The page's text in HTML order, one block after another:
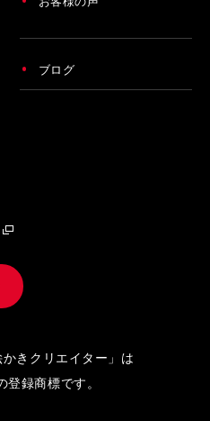
ブログ
きクリエイター」は
録商標です。